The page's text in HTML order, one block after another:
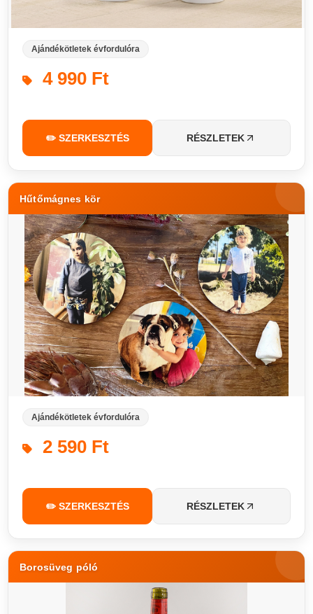
Ajándékötletek évfordulóra
4 990 Ft
✏️ SZERKESZTÉS RÉSZLETEK
Hűtőmágnes kör
Ajándékötletek évfordulóra
2 590 Ft
✏️ SZERKESZTÉS RÉSZLETEK
Borosüveg póló